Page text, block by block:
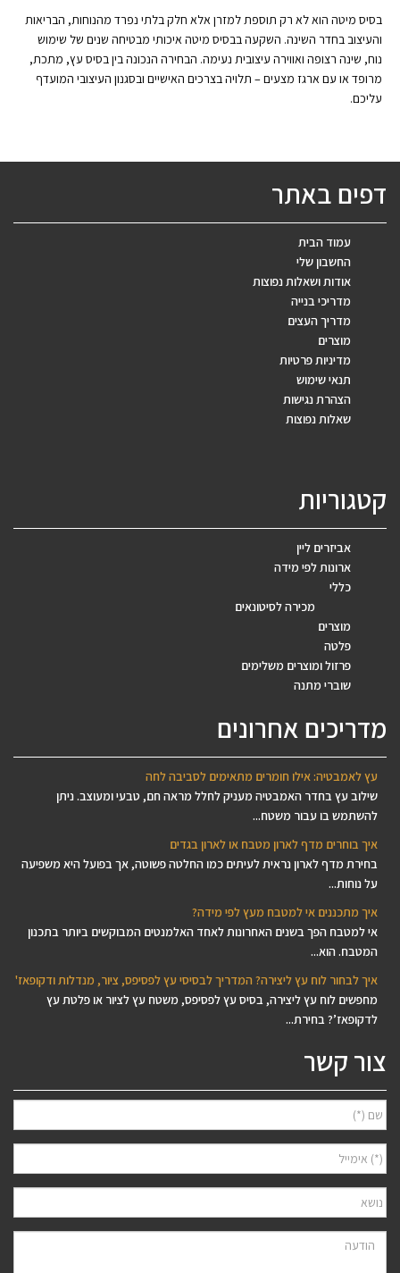
בסיס מיטה הוא לא רק תוספת למזרן אלא חלק בלתי נפרד מהנוחות, הבריאות
והעיצוב בחדר השינה. השקעה בבסיס מיטה איכותי מבטיחה שנים של שימוש
נוח, שינה רצופה ואווירה עיצובית נעימה. הבחירה הנכונה בין בסיס עץ, מתכת,
מרופד או עם ארגז מצעים – תלויה בצרכים האישיים ובסגנון העיצובי המועדף
עליכם.
דפים באתר
עמוד הבית
החשבון שלי
אודות ושאלות נפוצות
מדריכי בנייה
מדריך העצים
מוצרים
מדיניות פרטיות
תנאי שימוש
הצהרת נגישות
שאלות נפוצות
קטגוריות
אביזרים ליין
ארונות לפי מידה
כללי
מכירה לסיטונאים
מוצרים
פלטה
פרזול ומוצרים משלימים
שוברי מתנה
מדריכים אחרונים
עץ לאמבטיה: אילו חומרים מתאימים לסביבה לחה
שילוב עץ בחדר האמבטיה מעניק לחלל מראה חם, טבעי ומעוצב. ניתן
להשתמש בו עבור משטח...
איך בוחרים מדף לארון מטבח או לארון בגדים
בחירת מדף לארון נראית לעיתים כמו החלטה פשוטה, אך בפועל היא משפיעה
על נוחות...
איך מתכננים אי למטבח מעץ לפי מידה?
אי למטבח הפך בשנים האחרונות לאחד האלמנטים המבוקשים ביותר בתכנון
המטבח. הוא...
איך לבחור לוח עץ ליצירה? המדריך לבסיסי עץ לפסיפס, ציור, מנדלות ודקופאז'
מחפשים לוח עץ ליצירה, בסיס עץ לפסיפס, משטח עץ לציור או פלטת עץ
לדקופאז’? בחירת...
צור קשר